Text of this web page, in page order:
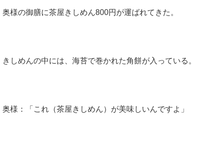
奥様の御膳に茶屋きしめん800円が運ばれてきた。
きしめんの中には、海苔で巻かれた角餅が入っている。
奥様：「これ（茶屋きしめん）が美味しいんですよ」